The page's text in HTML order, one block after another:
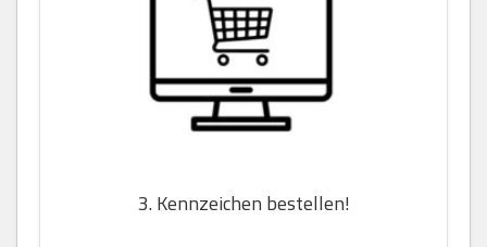
3. Kennzeichen bestellen!